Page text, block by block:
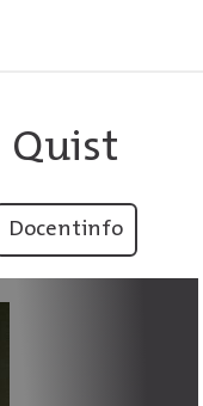
| Quist
Docentinfo